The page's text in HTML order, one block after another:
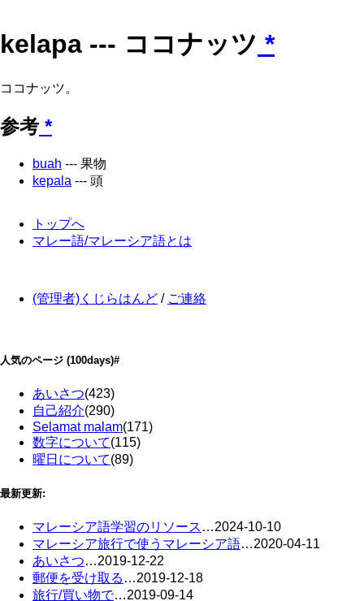
kelapa --- ココナッツ *
ココナッツ。
参考 *
buah --- 果物
kepala --- 頭
トップへ
マレー語/マレーシア語とは
(管理者)くじらはんど / ご連絡
人気のページ (100days)#
あいさつ(423)
自己紹介(290)
Selamat malam(171)
数字について(115)
曜日について(89)
最新更新:
マレーシア語学習のリソース …2024-10-10
マレーシア旅行で使うマレーシア語…2020-04-11
あいさつ…2019-12-22
郵便を受け取る …2019-12-18
旅行/買い物で…2019-09-14